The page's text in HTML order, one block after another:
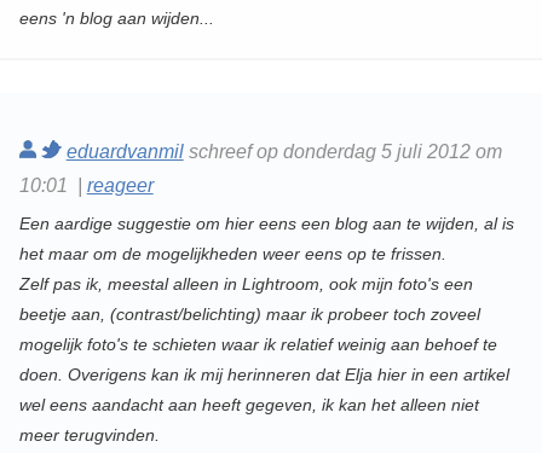
eens 'n blog aan wijden...
eduardvanmilschreef op donderdag 5 juli 2012 om
10:01 | reageer
Een aardige suggestie om hier eens een blog aan te wijden, al is
het maar om de mogelijkheden weer eens op te frissen.
Zelf pas ik, meestal alleen in Lightroom, ook mijn foto's een
beetje aan, (contrast/belichting) maar ik probeer toch zoveel
mogelijk foto's te schieten waar ik relatief weinig aan behoef te
doen. Overigens kan ik mij herinneren dat Elja hier in een artikel
wel eens aandacht aan heeft gegeven, ik kan het alleen niet
meer terugvinden.